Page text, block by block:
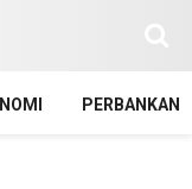
PERBANKAN